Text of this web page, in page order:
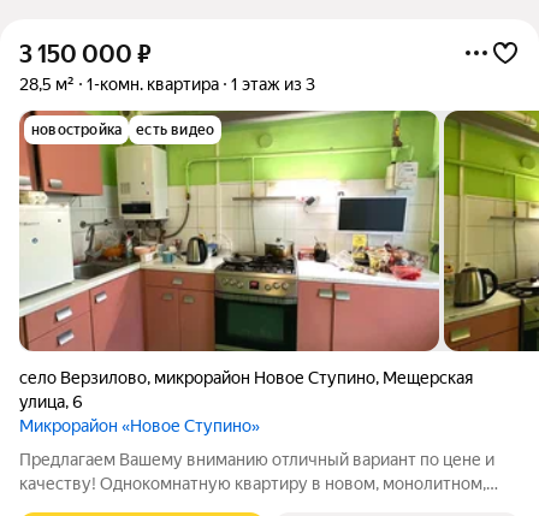
3 150 000 ₽
28,5 м² 1-комн. квартира 1 этаж из 3
новостройка есть видео
село Верзилово, микрорайон Новое Ступино, Мещерская
улица,6
Микрорайон «Новое Ступино»
Предлагаем Вашему вниманию отличный вариант по цене и
качеству! Однокомнатную квартиру в новом, монолитном,